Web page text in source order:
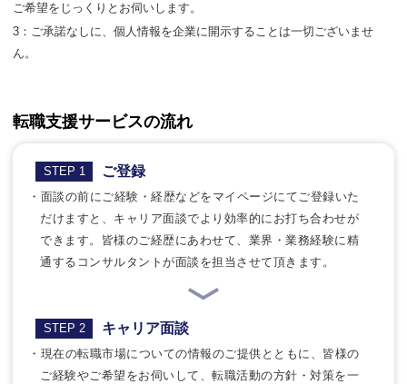
ご希望をじっくりとお伺いします。
3：ご承諾なしに、個人情報を企業に開示することは一切ございませ
ん。
転職支援サービスの流れ
STEP 1 ご登録
・面談の前にご経験・経歴などをマイページにてご登録いた
だけますと、キャリア面談でより効率的にお打ち合わせが
できます。皆様のご経歴にあわせて、業界・業務経験に精
通するコンサルタントが面談を担当させて頂きます。
STEP 2 キャリア面談
・現在の転職市場についての情報のご提供とともに、皆様の
ご経験やご希望をお伺いして、転職活動の方針・対策を一